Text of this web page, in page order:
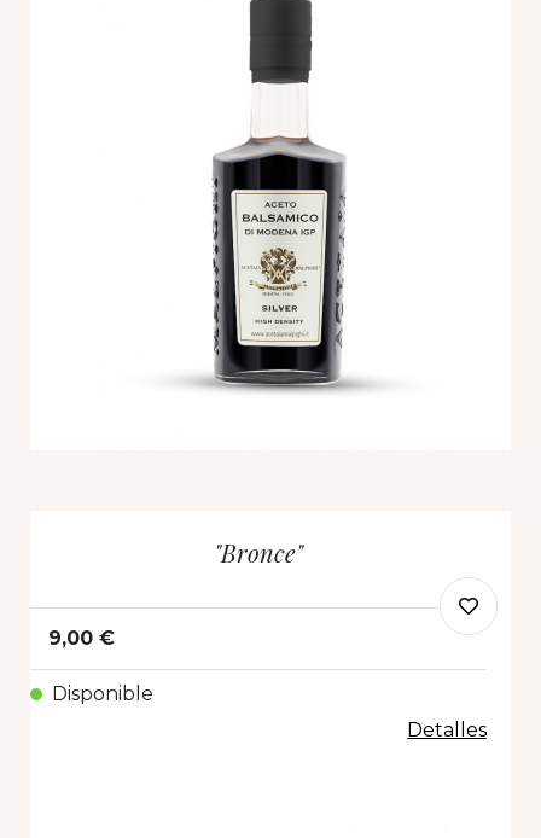
"Bronce"
9,00 €
Disponible
Detalles